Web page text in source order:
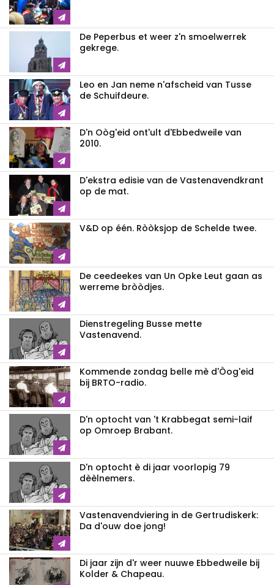
De Peperbus et weer z'n smoelwerrek
gekrege.
Leo en Jan neme n'afscheid van Tusse
de Schuifdeure.
D'n Oòg'eid ont'ult d'Ebbedweile van
2010.
D'ekstra edisie van de Vastenavendkrant
op de mat.
V&D op één. Ròòksjop de Schelde twee.
De ceedeekes van Un Opke Leut gaan as
werreme bròòdjes.
Dienstregeling Busse mette
Vastenavend.
Kommende zondag belle mè d'Òog'eid
bij BRTO-radio.
D'n optocht van 't Krabbegat semi-laif
op Omroep Brabant.
D'n optocht è di jaar voorlopig 79
dèèlnemers.
Vastenavendviering in de Gertrudiskerk:
Da d'ouw doe jong!
Di jaar zijn d'r weer nuuwe Ebbedweile bij
Kolder & Chapeau.